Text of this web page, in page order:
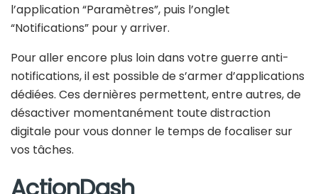
l’application “Paramètres”, puis l’onglet
“Notifications” pour y arriver.
Pour aller encore plus loin dans votre guerre anti-
notifications, il est possible de s’armer d’applications
dédiées. Ces dernières permettent, entre autres, de
désactiver momentanément toute distraction
digitale pour vous donner le temps de focaliser sur
vos tâches.